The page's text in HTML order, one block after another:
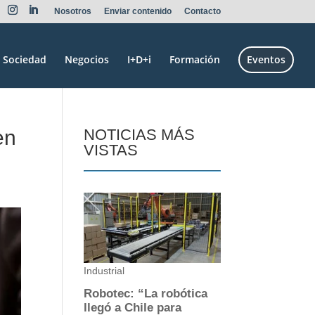
Nosotros Enviar contenido Contacto
Sociedad Negocios I+D+i Formación Eventos
NOTICIAS MÁS
VISTAS